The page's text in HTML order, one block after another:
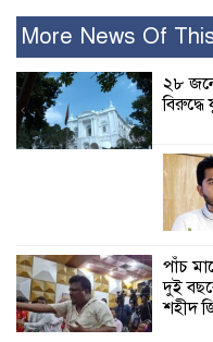
পাঁচ
মিলল
More News Of
২৮
বিরুদ্ধে
পাঁচ
দুই
শহীদ